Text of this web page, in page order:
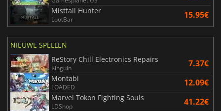
Mistfall Hunter
LootBar 15.95€
NIEUWE SPELLEN
ReStory Chill Electronics Repairs
Kinguin 7.37€
Montabi
LOADED 12.09€
Marvel Tokon Fighting Souls
LDShop 41.22€